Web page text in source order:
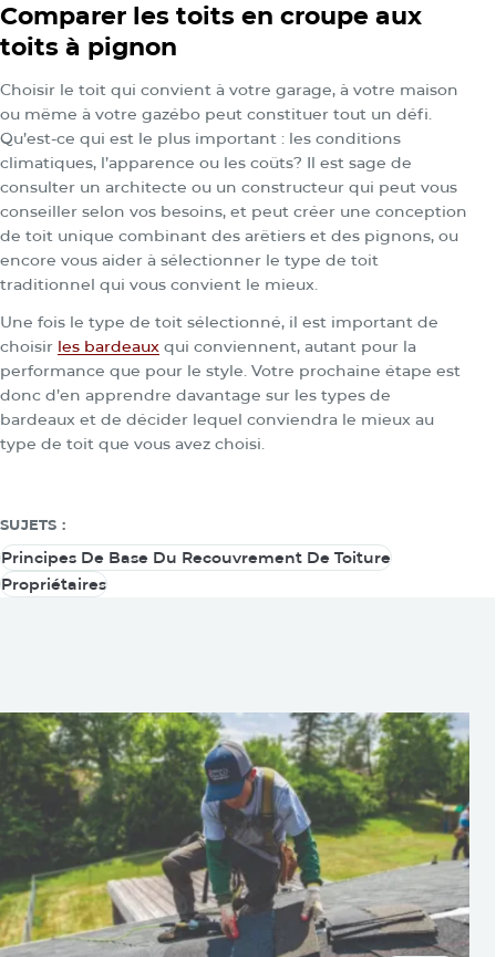
Comparer les toits en croupe aux
toits à pignon
Choisir le toit qui convient à votre garage, à votre maison
ou même à votre gazébo peut constituer tout un défi.
Qu’est-ce qui est le plus important : les conditions
climatiques, l’apparence ou les coûts? Il est sage de
consulter un architecte ou un constructeur qui peut vous
conseiller selon vos besoins, et peut créer une conception
de toit unique combinant des arêtiers et des pignons, ou
encore vous aider à sélectionner le type de toit
traditionnel qui vous convient le mieux.
Une fois le type de toit sélectionné, il est important de
choisir les bardeaux qui conviennent, autant pour la
performance que pour le style. Votre prochaine étape est
donc d’en apprendre davantage sur les types de
bardeaux et de décider lequel conviendra le mieux au
type de toit que vous avez choisi.
SUJETS :
Principes De Base Du Recouvrement De Toiture
Principes De Base Du Recouvrement De Toiture
Propriétaires